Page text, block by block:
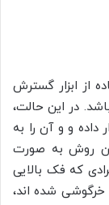
از ابزار گسترش
در این حالت،
و و آن را به
روش به صورت
که فک بالایی
شده اند،